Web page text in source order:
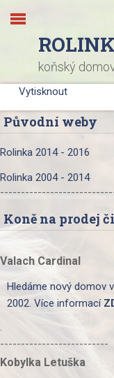
koňský
Vytisknout
Původní weby
Rolinka 2014 - 2016
Rolinka 2004 - 2014
Koně na prodej
Valach Cardinal
Hledáme nový domov
2002. Více informací
.
--------------------------
Kobylka Letuška